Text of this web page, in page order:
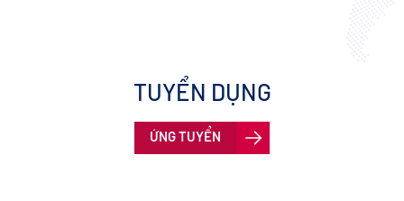
TUYỂN DỤNG
ỨNG TUYỂN